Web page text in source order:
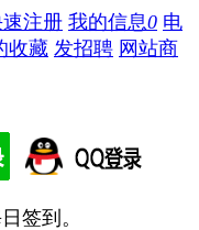
注册 我的信息0 电
收藏 发招聘 网站商
签到。